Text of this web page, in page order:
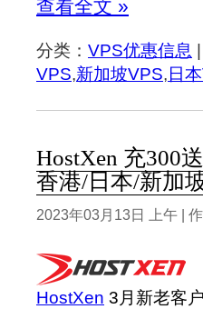
查看全文 »
分类： VPS优惠信息
VPS,新加坡VPS, 日
HostXen 充300
香港/日本/新加
2023年03月13日 上午 |
HostXen 3月新老客